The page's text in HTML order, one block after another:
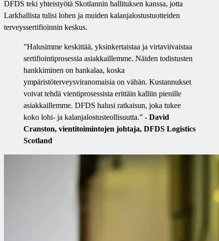
DFDS teki yhteistyötä Skotlannin hallituksen kanssa, jotta
Larkhallista tulisi lohen ja muiden kalanjalostustuotteiden
terveyssertifioinnin keskus.
”Halusimme keskittää, yksinkertaistaa ja virtaviivaistaa
sertifiointiprosessia asiakkaillemme. Näiden todistusten
hankkiminen on hankalaa, koska
ympäristöterveysviranomaisia on vähän. Kustannukset
voivat tehdä vientiprosessista erittäin kalliin pienille
asiakkaillemme. DFDS halusi ratkaisun, joka tukee
koko lohi- ja kalanjalostusteollisuutta.” - David
Cranston, vientitoimintojen johtaja, DFDS Logistics
Scotland